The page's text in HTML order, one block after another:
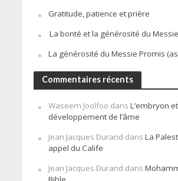
Gratitude, patience et prière
La bonté et la générosité du
La générosité du Messie Promis
Commentaires récents
Waseem Joolfoo dans L’embryon
développement de l’âme
Jean Jacques Durand dans La
appel du Calife
Jean Jacques Durand dans